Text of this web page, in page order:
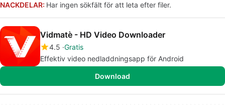
NACKDELAR: Har ingen sökfält för att leta efter filer.
Vidmatè - HD Video Downloader
4.5 Gratis
Effektiv video nedladdningsapp för Android
Download